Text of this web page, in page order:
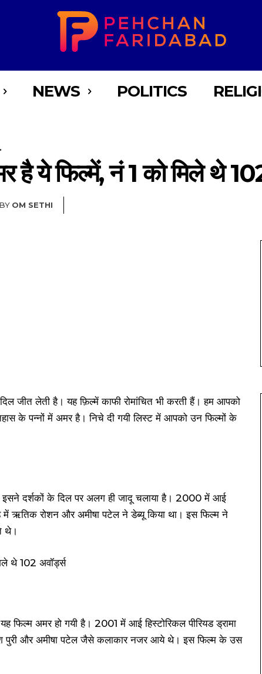
NEWS POLITICS
है ये फिल्में, नं 1 को मिले थे
BY OM SETHI
जीत लेती है। यह फ़िल्में काफी रोमांचित भी करती हैं। हम आपको
के पन्नों में अमर है। निचे दी गयी लिस्ट में आपको उन फिल्मों के
दर्शकों के दिल पर अलग ही जादू चलाया है। 2000 में आई
में ऋतिक रोशन और अमीषा पटेल ने डेब्यू किया था। इस फिल्म ने
थे।
फिल्म अमर हो गयी है। 2001 में आई हिस्टोरिकल पीरियड ड्रामा
पुरी और अमीषा पटेल जैसे कलाकार नजर आये थे। इस फिल्म के उस